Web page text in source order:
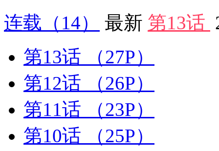
连载 （14） 最新 第13话
第13话
（27P）
第12话
（26P）
第11话
（23P）
第10话
（25P）